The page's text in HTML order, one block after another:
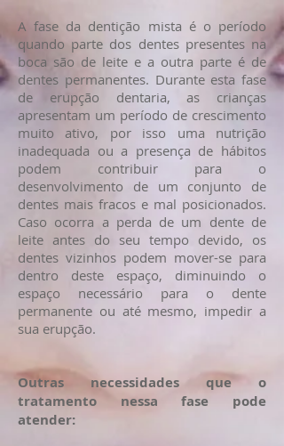
A fase da dentição mista é o período
quando parte dos dentes presentes na
boca são de leite e a outra parte é de
dentes permanentes. Durante esta fase
de erupção dentaria, as crianças
apresentam um período de crescimento
muito ativo, por isso uma nutrição
inadequada ou a presença de hábitos
podem contribuir para o
desenvolvimento de um conjunto de
dentes mais fracos e mal posicionados.
Caso ocorra a perda de um dente de
leite antes do seu tempo devido, os
dentes vizinhos podem mover-se para
dentro deste espaço, diminuindo o
espaço necessário para o dente
permanente ou até mesmo, impedir a
sua erupção.
Outras necessidades que o
tratamento nessa fase pode
atender: